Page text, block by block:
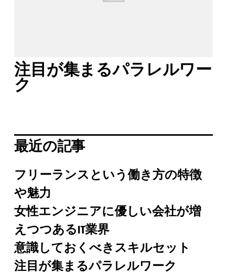
注目が集まるパラレルワー
ク
最近の記事
フリーランスという働き方の特徴
や魅力
女性エンジニアに優しい会社が増
えつつあるIT業界
意識しておくべきスキルセット
注目が集まるパラレルワーク